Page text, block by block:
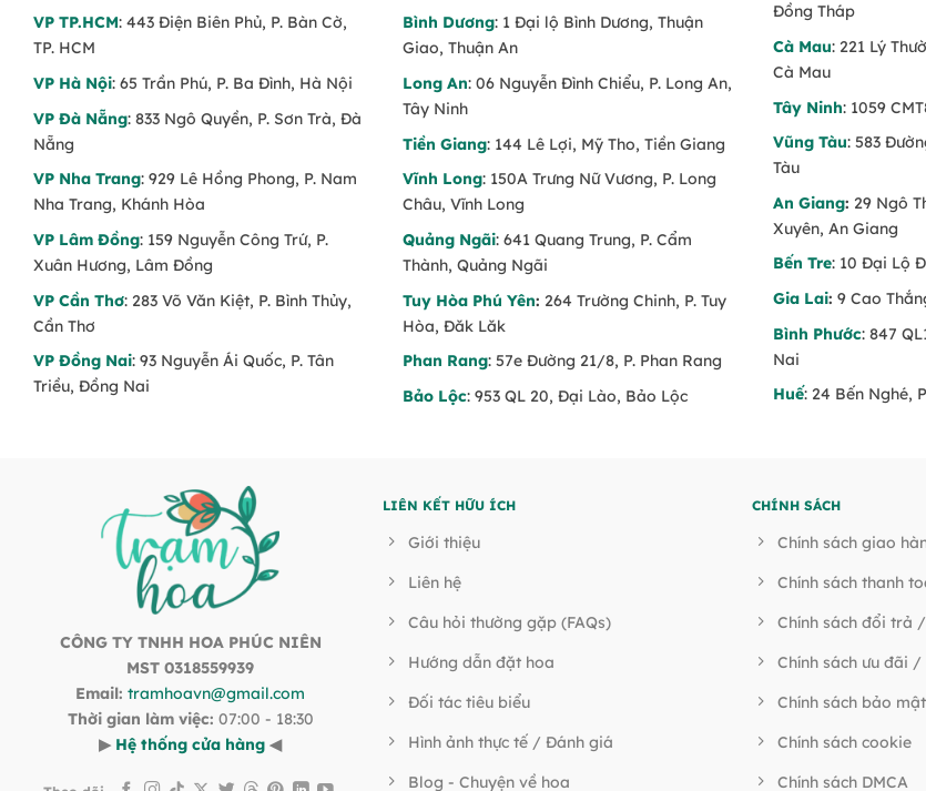
VP TP.HCM: 443 Điện Biên Phủ, P. Bàn Cờ,
TP. HCM
VP Hà Nội: 65 Trần Phú, P. Ba Đình, Hà Nội
VP Đà Nẵng: 833 Ngô Quyền, P. Sơn Trà, Đà
Nẵng
VP Nha Trang: 929 Lê Hồng Phong, P. Nam
Nha Trang, Khánh Hòa
VP Lâm Đồng: 159 Nguyễn Công Trứ, P.
Xuân Hương, Lâm Đồng
VP Cần Thơ: 283 Võ Văn Kiệt, P. Bình Thủy,
Cần Thơ
VP Đồng Nai: 93 Nguyễn Ái Quốc, P. Tân
Triều, Đồng Nai
Bình Dương: 1 Đại lộ Bình Dương, Thuận
Giao, Thuận An
Long An: 06 Nguyễn Đình Chiểu, P. Long An,
Tây Ninh
Tiền Giang: 144 Lê Lợi, Mỹ Tho, Tiền Giang
Vĩnh Long: 150A Trưng Nữ Vương, P. Long
Châu, Vĩnh Long
Quảng Ngãi: 641 Quang Trung, P. Cẩm
Thành, Quảng Ngãi
Tuy Hòa Phú Yên: 264 Trường Chinh, P. Tuy
Hòa, Đăk Lăk
Phan Rang: 57e Đường 21/8, P. Phan Rang
Bảo Lộc: 953 QL 20, Đại Lào, Bảo Lộc
Đồng Tháp
Cà Mau: 221 Lý
Cà Mau
Tây Ninh: 1059
Vũng Tàu: 583
Tàu
An Giang: 29 Ngô
Xuyên, An Giang
Bến Tre: 10 Đại Lộ
Gia Lai: 9 Cao
Bình Phước: 847
Nai
Huế: 24 Bến Nghé,
CÔNG TY TNHH HOA PHÚC NIÊN
MST 0318559939
Email: tramhoavn@gmail.com
Thời gian làm việc: 07:00 - 18:30
▶ Hệ thống cửa hàng ◀
LIÊN KẾT HỮU ÍCH
Giới thiệu
Liên hệ
Câu hỏi thường gặp (FAQs)
Hướng dẫn đặt hoa
Đối tác tiêu biểu
Hình ảnh thực tế / Đánh giá
Blog - Chuyện về hoa
CHÍNH SÁCH
Chính sách giao
Chính sách thanh
Chính sách đổi trả
Chính sách ưu đãi /
Chính sách bảo mật
Chính sách cookie
Chính sách DMCA